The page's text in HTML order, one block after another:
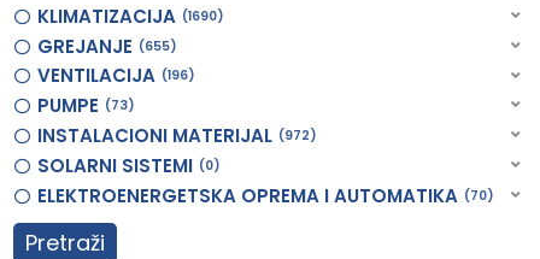
KLIMATIZACIJA 1690
GREJANJE 655
VENTILACIJA 196
PUMPE 73
INSTALACIONI MATERIJAL 972
SOLARNI SISTEMI 0
ELEKTROENERGETSKA OPREMA I AUTOMATIKA 70
Pretraži